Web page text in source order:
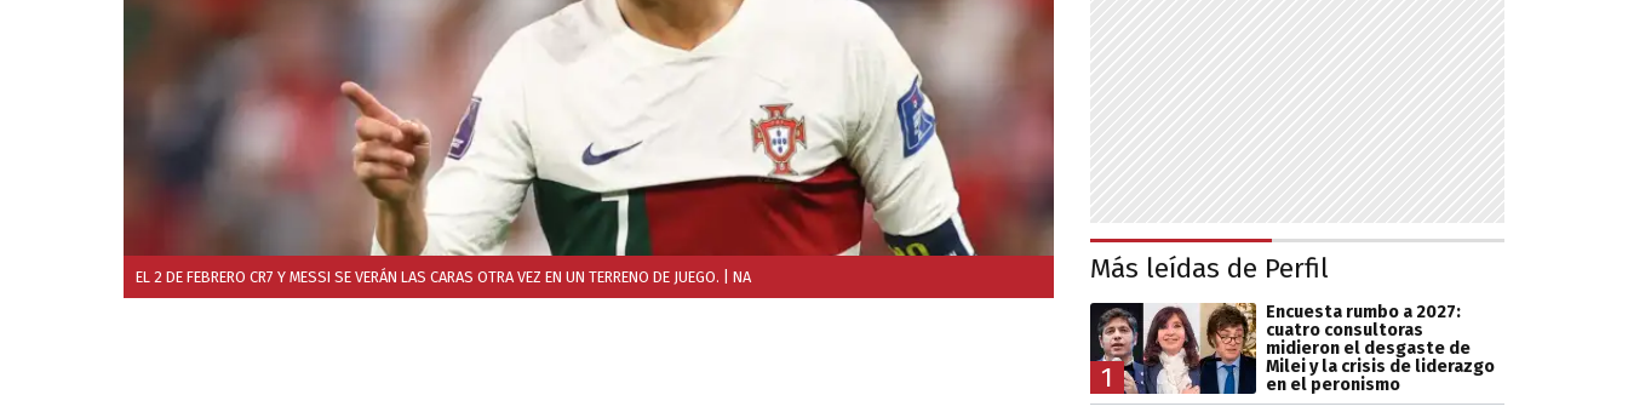
EL 2 DE FEBRERO CR7 Y MESSI SE VERÁN LAS CARAS OTRA VEZ EN UN TERRENO DE JUEGO. | NA Más leídas de Perfil
1
Encuesta rumbo a 2027:
cuatro consultoras
midieron el desgaste de
Milei y la crisis de liderazgo
en el peronismo